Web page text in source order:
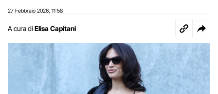
27 Febbraio 2026 11:58
A cura di Elisa Capitani